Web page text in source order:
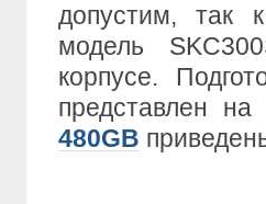
допустим, так
модель
корпусе.
представлен
480GB